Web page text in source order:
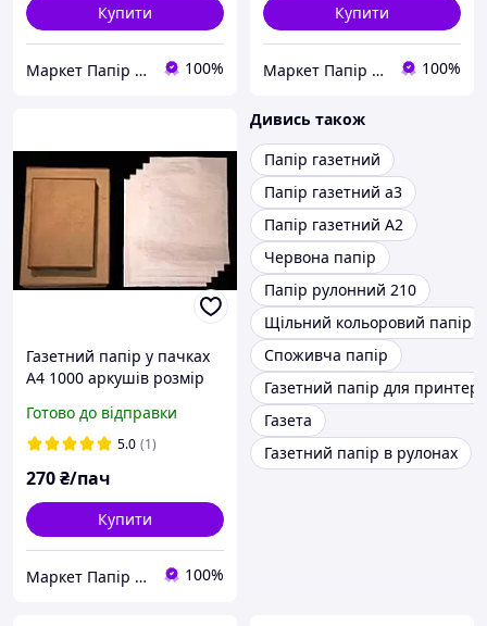
Купити
Маркет Папір та Іграшки 100%
Купити
Маркет Папір та Іграшки 100%
Газетний папір у пачках
А4 1000 аркушів розмір
Словенія
Готово до відправки
5.0 (1)
270₴/пач
Купити
Маркет Папір та Іграшки 100%
Дивись також
Папір газетний
Папір газетний а3
Папір газетний А2
Червона папір
Папір рулонний 210
Щільний кольоровий папір
Споживча папір
Газетний папір для принтера
Газета
Газетний папір в рулонах